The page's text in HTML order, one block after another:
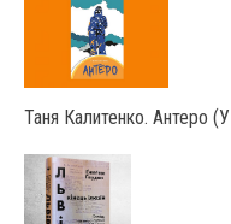
Таня Калитенко. Антеро